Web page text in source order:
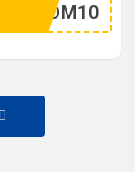
BLOOM10